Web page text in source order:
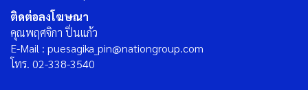
ติดต่อลงโฆษณา
คุณพฤศจิกา ปิ่นแก้ว
E-Mail : puesagika_pin@nationgroup.com
โทร. 02-338-3540